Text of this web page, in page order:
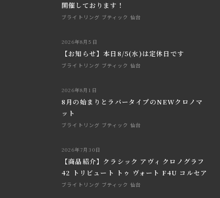
開催しております！
ブライトリング ブティック 仙台
2026年8月5日
【お知らせ】本日8/5(水)は定休日です
ブライトリング ブティック 仙台
2026年8月1日
8月の始まりとラバータイプのNEWクロノマ
ット
ブライトリング ブティック 仙台
2026年7月30日
【商品紹介】クラシック アヴィ クロノグラフ
42 トリビュート トゥ ヴォート F4U コルセア
ブライトリング ブティック 仙台